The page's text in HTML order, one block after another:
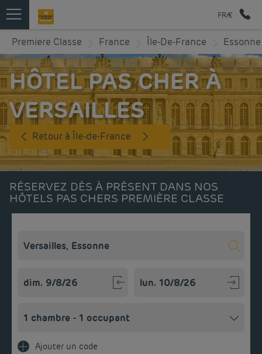
FR/€
Premiere Classe France Île-De-France Essonne
HÔTEL PAS CHER À
VERSAILLES
Retour à Île-de-France
RÉSERVEZ DÈS À PRÉSENT DANS NOS
HÔTELS PAS CHERS PREMIÈRE CLASSE
Ajouter un code